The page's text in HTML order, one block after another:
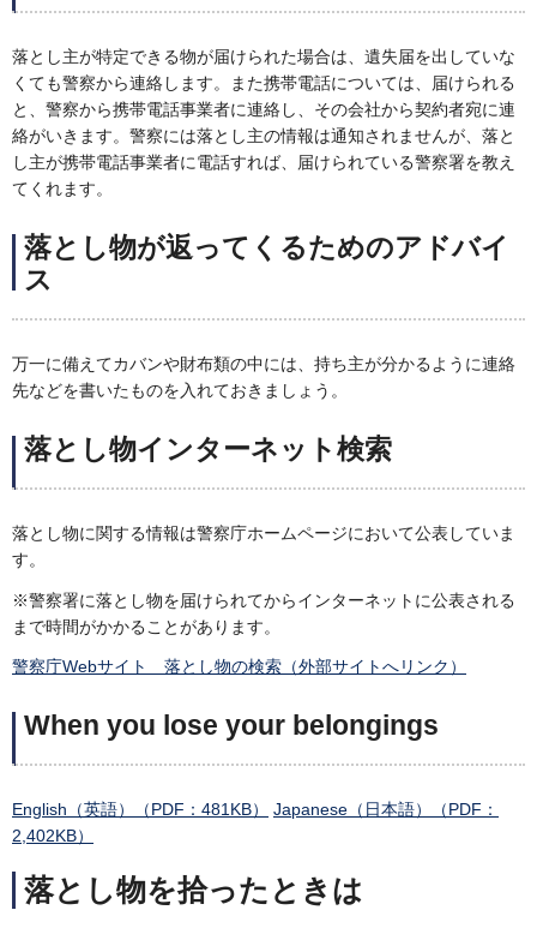
落とし主が特定できる物が届けられた場合は、遺失届を出していな
くても警察から連絡します。また携帯電話については、届けられる
と、警察から携帯電話事業者に連絡し、その会社から契約者宛に連
絡がいきます。警察には落とし主の情報は通知されませんが、落と
し主が携帯電話事業者に電話すれば、届けられている警察署を教え
てくれます。
落とし物が返ってくるためのアドバイ
ス
万一に備えてカバンや財布類の中には、持ち主が分かるように連絡
先などを書いたものを入れておきましょう。
落とし物インターネット検索
落とし物に関する情報は警察庁ホームページにおいて公表していま
す。
※警察署に落とし物を届けられてからインターネットに公表される
まで時間がかかることがあります。
警察庁Webサイト 落とし物の検索（外部サイトへリンク）
When you lose your belongings
English（英語）（PDF：481KB）
Japanese（日本語）（PDF：
2,402KB）
落とし物を拾ったときは